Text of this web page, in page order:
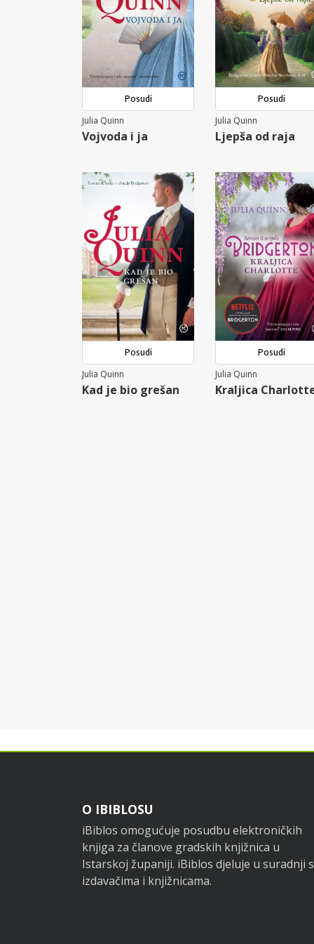
Posudi
Julia Quinn
Vojvoda i ja
Posudi
Julia Quinn
Ljepša od raja
Posudi
Julia Quinn
Kad je bio grešan
Posudi
Julia Quinn
Kraljica
Footer
O IBIBLOSU
iBiblos omogućuje posudbu elektroničkih
knjiga za članove gradskih knjižnica u
Istarskoj županiji. iBiblos djeluje u suradnji s
izdavačima i knjižnicama.